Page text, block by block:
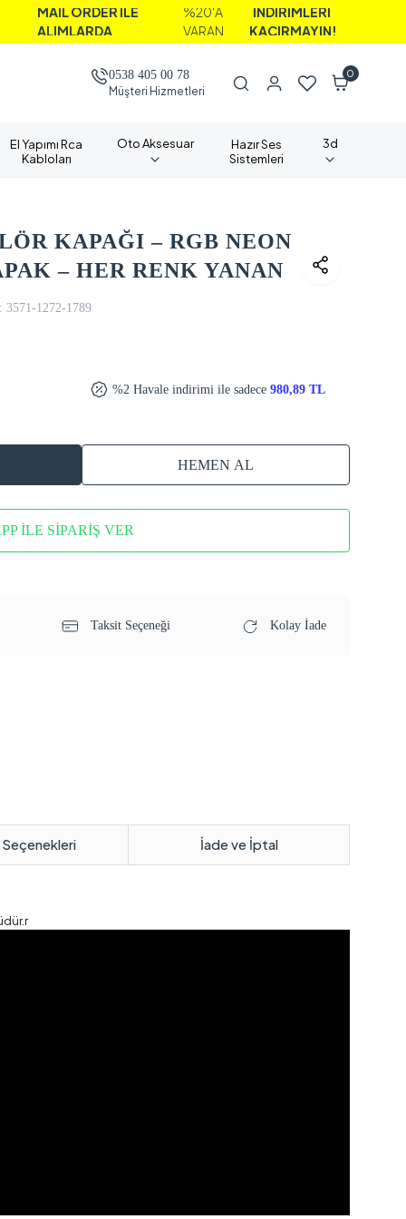
ORDER İLE
%20'A
İNDİRİMLERİ
KAÇIRMAYIN!
0538 405 00 78
Müşteri Hizmetleri
0
El Yapımı Rca
Kabloları
Oto Aksesuar
Hazır Ses
Sistemleri
3d
KAPAĞI – RGB NEON
– HER RENK YANAN
3571-1272-1789
%2 Havale indirimi ile sadece980,89 TL
HEMEN AL
İLE SİPARİŞ VER
Taksit Seçeneği Kolay İade
İade ve İptal